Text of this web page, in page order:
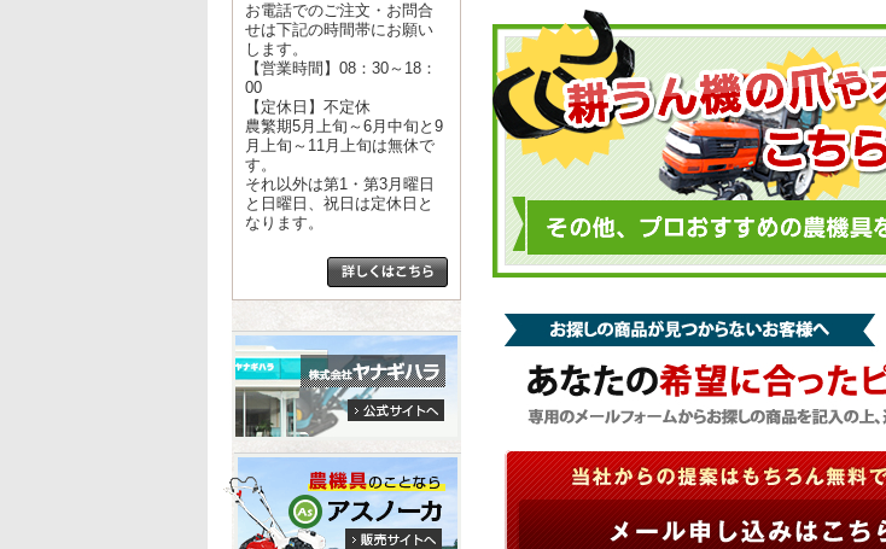
お電話でのご注文・お問合
せは下記の時間帯にお願い
します。
【営業時間】08：30～18：
00
【定休日】不定休
農繁期5月上旬～6月中旬と9
月上旬～11月上旬は無休で
す。
それ以外は第1・第3月曜日
と日曜日、祝日は定休日と
なります。